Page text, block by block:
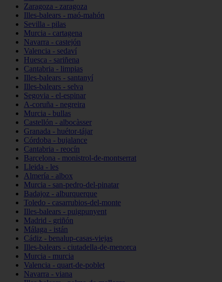
Zaragoza - zaragoza
Illes-balears - maó-mahón
Sevilla - pilas
Murcia - cartagena
Navarra - castejón
Valencia - sedaví
Huesca - sariñena
Cantabria - limpias
Illes-balears - santanyí
Illes-balears - selva
Segovia - el-espinar
A-coruña - negreira
Murcia - bullas
Castellón - albocàsser
Granada - huétor-tájar
Córdoba - bujalance
Cantabria - reocín
Barcelona - monistrol-de-montserrat
Lleida - les
Almería - albox
Murcia - san-pedro-del-pinatar
Badajoz - alburquerque
Toledo - casarrubios-del-monte
Illes-balears - puigpunyent
Madrid - griñón
Málaga - istán
Cádiz - benalup-casas-viejas
Illes-balears - ciutadella-de-menorca
Murcia - murcia
Valencia - quart-de-poblet
Navarra - viana